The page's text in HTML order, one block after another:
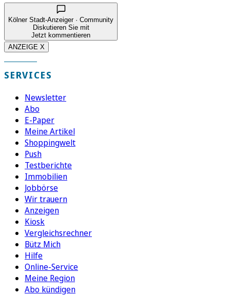
Kölner Stadt-Anzeiger · Community
Diskutieren Sie mit
Jetzt kommentieren
ANZEIGE X
SERVICES
Newsletter
Abo
E-Paper
Meine Artikel
Shoppingwelt
Push
Testberichte
Immobilien
Jobbörse
Wir trauern
Anzeigen
Kiosk
Vergleichsrechner
Bütz Mich
Hilfe
Online-Service
Meine Region
Abo kündigen